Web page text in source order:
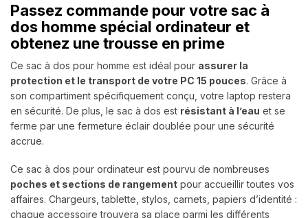
Passez commande pour votre sac à
dos homme spécial ordinateur et
obtenez une trousse en prime
Ce sac à dos pour homme est idéal pour assurer la
protection et le transport de votre PC 15 pouces. Grâce à
son compartiment spécifiquement conçu, votre laptop restera
en sécurité. De plus, le sac à dos est résistant à l’eau et se
ferme par une fermeture éclair doublée pour une sécurité
accrue.
Ce sac à dos pour ordinateur est pourvu de nombreuses
poches et sections de rangement pour accueillir toutes vos
affaires. Chargeurs, tablette, stylos, carnets, papiers d’identité :
chaque accessoire trouvera sa place parmi les différents